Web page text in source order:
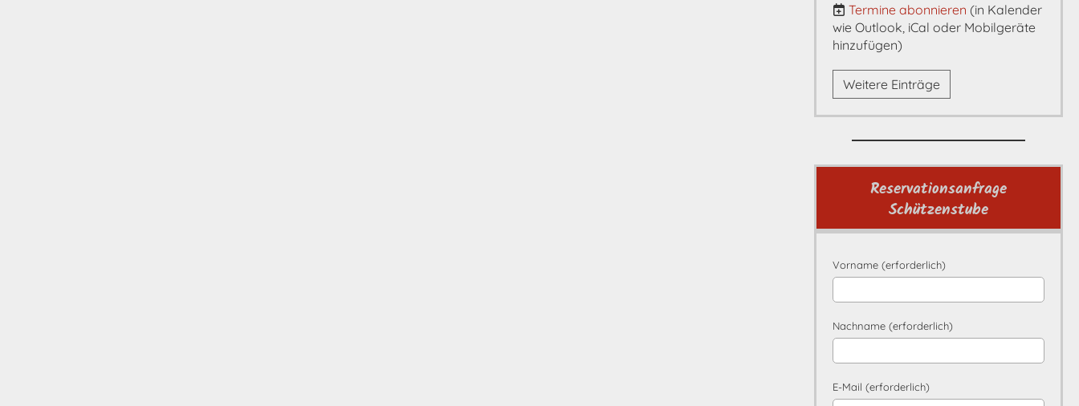
Termine abonnieren (in Kalender
wie Outlook, iCal oder Mobilgeräte
hinzufügen)
Weitere Einträge
Reservationsanfrage
Schützenstube
Vorname (erforderlich)
Nachname (erforderlich)
E-Mail (erforderlich)